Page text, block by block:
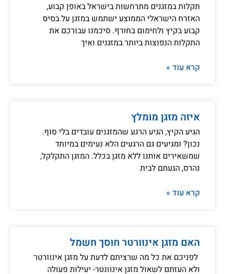
תקלות במזגנים מתרחשות בישראל באופן קבוע,
האזרח הישראלי הממוצע ישתמש במזגן על בסיס
קבוע בקיץ ולחימום בחורף. סיכמנו עבורכם את
התקלות הנפוצות ביותר במזגנים ואיך
קרא עוד »
איזה מזגן מומלץ
הגיע הקיץ, הגיע הרגע שהמזגנים עובדים בלי סוף.
נכון? ומגיעים גם הרגעים הלא נעימים במיוחד
שמשאירים אותנו ללא מזגן בכלל. המזגן התקלקל,
נהרס, הגעתם לבית
קרא עוד »
האם מזגן אינוורטר חוסך חשמל
לפניכם את כל מה שרציתם לדעת על מזגן אינוורטר
ולא העזתם לשאול מזגן אינוונטר- יעילות פעולה